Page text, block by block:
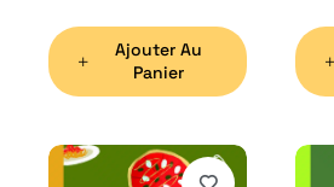
Ajouter Au
Panier